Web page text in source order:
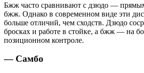
Бжж часто сравнивают с дзюдо —
бжж. Однако в современном виде эти
больше отличий, чем сходств. Дзюдо
бросках и работе в стойке, а бжж — на
позиционном контроле.
— Самбо